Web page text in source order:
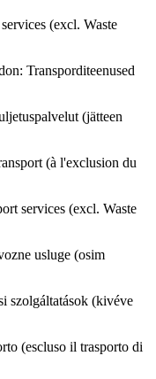
(excl. Waste
Transporditeenused
(jätteen
(à l'exclusion du
services (excl. Waste
usluge (osim
szolgáltatások (kivéve
(escluso il trasporto di